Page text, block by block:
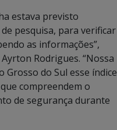
estava previsto
pesquisa, para verificar
as informações”,
Rodrigues. “Nossa
do Sul esse índice
compreendem o
de segurança durante